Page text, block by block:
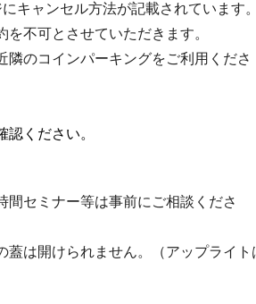
キャンセル方法が記載されています。
不可とさせていただきます。
隣のコインパーキングをご利用くださ
ください。
間セミナー等は事前にご相談くださ
蓋は開けられません。（アップライト